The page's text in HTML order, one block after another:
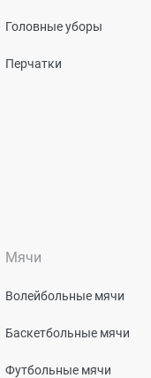
Головные уборы
Перчатки
Мячи
Волейбольные мячи
Баскетбольные мячи
Футбольные мячи